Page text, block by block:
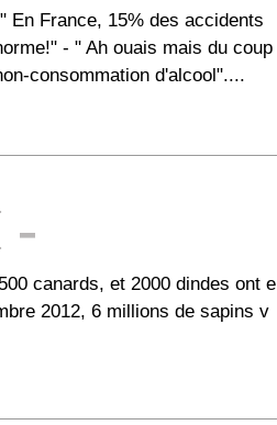
En France, 15% des accidents
- " Ah ouais mais du coup
consommation d'alcool"....
-
canards, et 2000 dindes ont e
2012, 6 millions de sapins v